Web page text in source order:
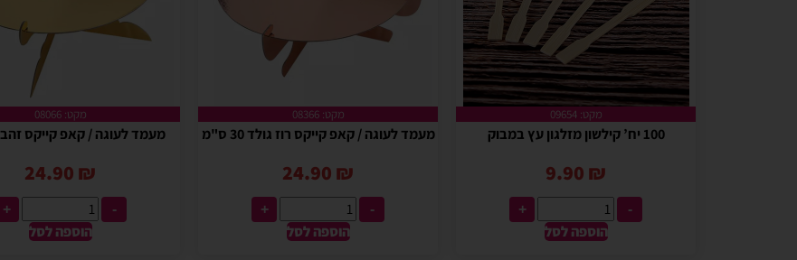
מקט: 09654
100 יח’ קילשון מזלגון עץ במבוק
9.90 ₪
-
+
הוספה לסל
מקט: 08366
מעמד לעוגה / קאפ קייקס רוז גולד 30 ס"מ
24.90 ₪
-
+
הוספה לסל
מקט: 08066
מעמד לעוגה / קאפ קייקס זהב 30 ס"מ
24.90 ₪
-
+
הוספה לסל